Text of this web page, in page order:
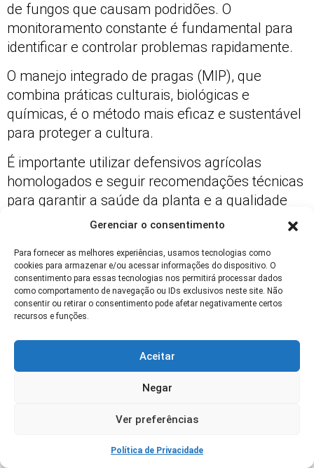
Gerenciar o consentimento
Para fornecer as melhores experiências, usamos tecnologias como
cookies para armazenar e/ou acessar informações do dispositivo. O
consentimento para essas tecnologias nos permitirá processar dados
como comportamento de navegação ou IDs exclusivos neste site. Não
consentir ou retirar o consentimento pode afetar negativamente certos
recursos e funções.
Aceitar
Negar
Ver preferências
Política de Privacidade
de fungos que causam podridões. O
monitoramento constante é fundamental para
identificar e controlar problemas rapidamente.
O manejo integrado de pragas (MIP), que
combina práticas culturais, biológicas e
químicas, é o método mais eficaz e sustentável
para proteger a cultura.
É importante utilizar defensivos agrícolas
homologados e seguir recomendações técnicas
para garantir a saúde da planta e a qualidade
dos produtos.
Leia Também Reutilizar Água na Fazenda:
Técnicas Simples e Baratas
Sustentabilidade da Macaúba
Contribuição da macaúba para a
conservação ambiental ao recuperar áreas